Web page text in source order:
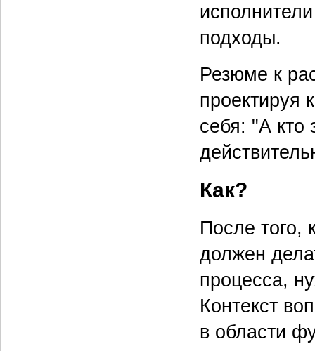
подходы.
Резюме к
проектируя
себя: "А кто
Как?
После того,
должен
процесса,
Контекст
в области